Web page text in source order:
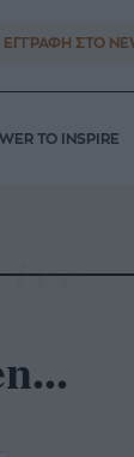
ΕΓΓΡΑΦΗ ΣΤΟ
TO INSPIRE